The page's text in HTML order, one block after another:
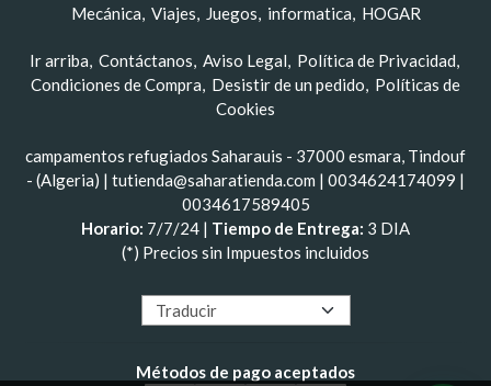
Mecánica Viajes Juegos informatica HOGAR
Ir arriba Contáctanos Aviso Legal
Política de Privacidad
Condiciones de Compra
Desistir de un pedido
Políticas de
Cookies
campamentos refugiados Saharauis - 37000 esmara, Tindouf
- (Algeria) | tutienda@saharatienda.com | 0034624174099 |
0034617589405
Horario: 7/7/24 | Tiempo de Entrega: 3 DIA
(*) Precios sin Impuestos incluidos
Métodos de pago aceptados